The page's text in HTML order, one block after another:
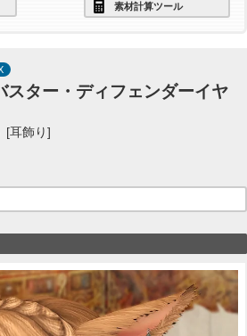
素材計算ツール
スター・ディフェンダーイヤ
[耳飾り]